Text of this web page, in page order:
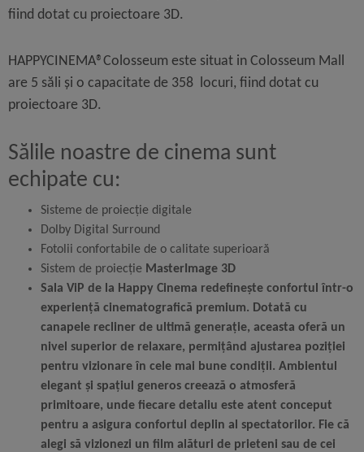
fiind dotat cu proiectoare 3D.
HAPPYCINEMA®Colosseum este situat in Colosseum Mall
are 5 săli și o capacitate de 358 locuri, fiind dotat cu
proiectoare 3D.
Sălile noastre de cinema sunt
echipate cu:
Sisteme de proiecție digitale
Dolby Digital Surround
Fotolii confortabile de o calitate superioară
Sistem de proiecție MasterImage 3D
Sala ViP de la Happy Cinema redefinește confortul într-o
experiență cinematografică premium. Dotată cu
canapele recliner de ultimă generație, aceasta oferă un
nivel superior de relaxare, permițând ajustarea poziției
pentru vizionare în cele mai bune condiții. Ambientul
elegant și spațiul generos creează o atmosferă
primitoare, unde fiecare detaliu este atent conceput
pentru a asigura confortul deplin al spectatorilor. Fie că
alegi să vizionezi un film alături de prieteni sau de cei